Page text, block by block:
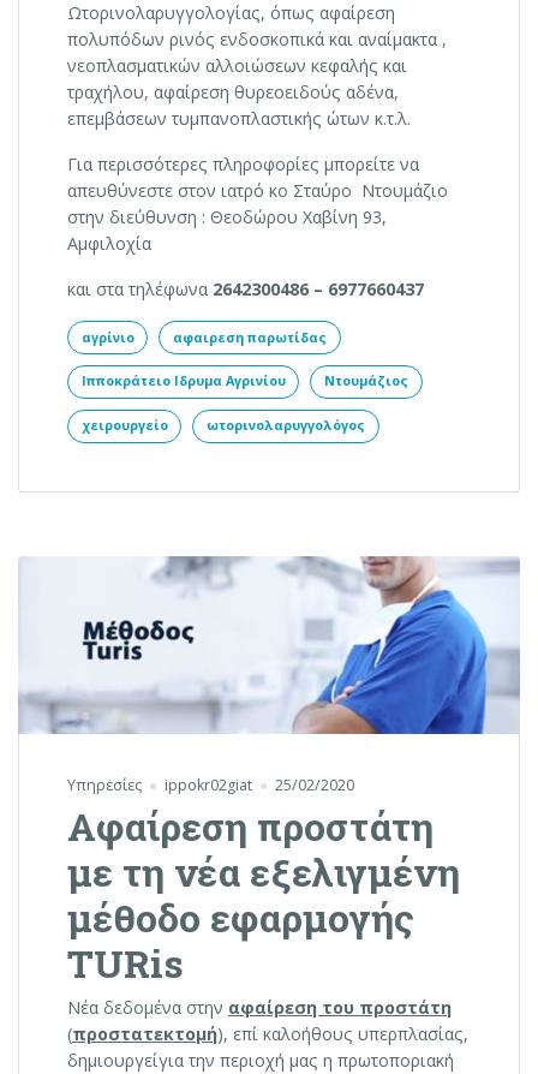
Ωτορινολαρυγγολογίας, όπως αφαίρεση
πολυπόδων ρινός ενδοσκοπικά και αναίμακτα ,
νεοπλασματικών αλλοιώσεων κεφαλής και
τραχήλου, αφαίρεση θυρεοειδούς αδένα,
επεμβάσεων τυμπανοπλαστικής ώτων κ.τ.λ.
Για περισσότερες πληροφορίες μπορείτε να
απευθύνεστε στον ιατρό κο Σταύρο Ντουμάζιο
στην διεύθυνση : Θεοδώρου Χαβίνη 93,
Αμφιλοχία
και στα τηλέφωνα 2642300486 – 6977660437
αγρίνιο αφαιρεση παρωτίδας
Ιπποκράτειο Ιδρυμα Αγρινίου Ντουμάζιος
χειρουργείο ωτορινολαρυγγολόγος
Υπηρεσίες ippokr02giat 25/02/2020
Αφαίρεση προστάτη
με τη νέα εξελιγμένη
μέθοδο εφαρμογής
TURis
Νέα δεδομένα στην αφαίρεση του προστάτη
(προστατεκτομή), επί καλοήθους υπερπλασίας,
δημιουργείγια την περιοχή μας η πρωτοποριακή